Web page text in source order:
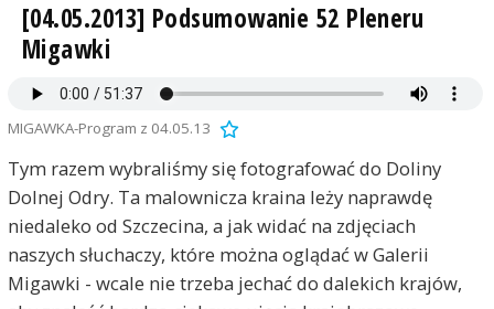
[04.05.2013] Podsumowanie 52 Pleneru
Migawki
MIGAWKA-Program z 04.05.13
Tym razem wybraliśmy się fotografować do Doliny
Dolnej Odry. Ta malownicza kraina leży naprawdę
niedaleko od Szczecina, a jak widać na zdjęciach
naszych słuchaczy, które można oglądać w Galerii
Migawki - wcale nie trzeba jechać do dalekich krajów,